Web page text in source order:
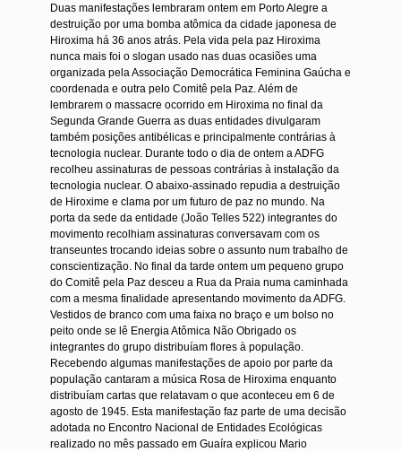
Duas manifestações lembraram ontem em Porto Alegre a
destruição por uma bomba atômica da cidade japonesa de
Hiroxima há 36 anos atrás. Pela vida pela paz Hiroxima
nunca mais foi o slogan usado nas duas ocasiões uma
organizada pela Associação Democrática Feminina Gaúcha e
coordenada e outra pelo Comitê pela Paz. Além de
lembrarem o massacre ocorrido em Hiroxima no final da
Segunda Grande Guerra as duas entidades divulgaram
também posições antibélicas e principalmente contrárias à
tecnologia nuclear. Durante todo o dia de ontem a ADFG
recolheu assinaturas de pessoas contrárias à instalação da
tecnologia nuclear. O abaixo-assinado repudia a destruição
de Hiroxime e clama por um futuro de paz no mundo. Na
porta da sede da entidade (João Telles 522) integrantes do
movimento recolhiam assinaturas conversavam com os
transeuntes trocando ideias sobre o assunto num trabalho de
conscientização. No final da tarde ontem um pequeno grupo
do Comitê pela Paz desceu a Rua da Praia numa caminhada
com a mesma finalidade apresentando movimento da ADFG.
Vestidos de branco com uma faixa no braço e um bolso no
peito onde se lê Energia Atômica Não Obrigado os
integrantes do grupo distribuíam flores à população.
Recebendo algumas manifestações de apoio por parte da
população cantaram a música Rosa de Hiroxima enquanto
distribuíam cartas que relatavam o que aconteceu em 6 de
agosto de 1945. Esta manifestação faz parte de uma decisão
adotada no Encontro Nacional de Entidades Ecológicas
realizado no mês passado em Guaíra explicou Mario